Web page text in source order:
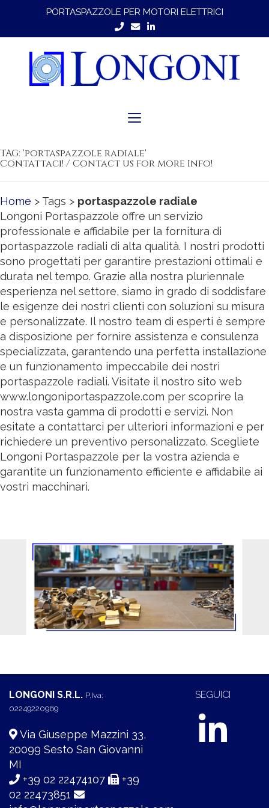
PORTASPAZZOLE PER MOTORI ELETTRICI
Toggle
TAG: 'portaspazzole radiale'
Contattaci! / Contact us for more Info!
Home > Tags > portaspazzole radiale
Longoni Portaspazzole offre un servizio
professionale e affidabile per la fornitura di
portaspazzole radiali di alta qualità. I nostri prodotti
sono progettati per garantire prestazioni ottimali e
durata nel tempo. Grazie alla nostra pluriennale
esperienza nel settore, siamo in grado di soddisfare
le esigenze dei nostri clienti con soluzioni su misura
e personalizzate. Il nostro team di esperti è sempre
a disposizione per fornire assistenza e consulenza
specializzata, garantendo una perfetta installazione
e un funzionamento impeccabile dei nostri
portaspazzole radiali. Visitate il nostro sito web
www.longoniportaspazzole.com per scoprire la
nostra vasta gamma di prodotti e servizi. Non
esitate a contattarci per ulteriori informazioni e per
richiedere un preventivo personalizzato. Scegliete
Longoni Portaspazzole per la vostra azienda e
garantite un funzionamento efficiente e affidabile ai
vostri macchinari.
LONGONI S.R.L. P.Iva:
02249220969
Via Giuseppe Mazzini 33,
20099 Sesto San Giovanni
MI
+39 02 22474107
+39
02 22473851
SEGUICI